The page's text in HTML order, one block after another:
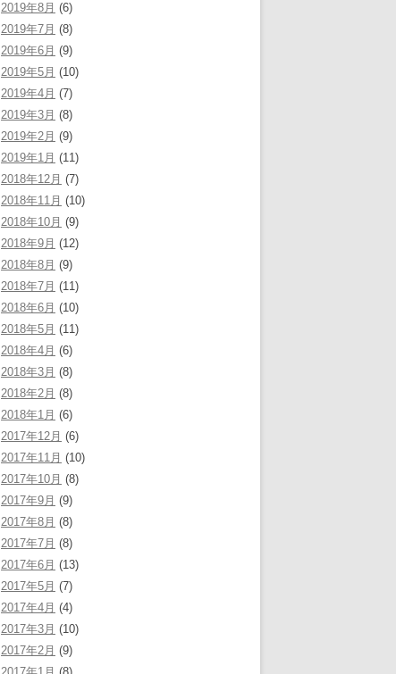
2019年8月 (6)
2019年7月 (8)
2019年6月 (9)
2019年5月 (10)
2019年4月 (7)
2019年3月 (8)
2019年2月 (9)
2019年1月 (11)
2018年12月 (7)
2018年11月 (10)
2018年10月 (9)
2018年9月 (12)
2018年8月 (9)
2018年7月 (11)
2018年6月 (10)
2018年5月 (11)
2018年4月 (6)
2018年3月 (8)
2018年2月 (8)
2018年1月 (6)
2017年12月 (6)
2017年11月 (10)
2017年10月 (8)
2017年9月 (9)
2017年8月 (8)
2017年7月 (8)
2017年6月 (13)
2017年5月 (7)
2017年4月 (4)
2017年3月 (10)
2017年2月 (9)